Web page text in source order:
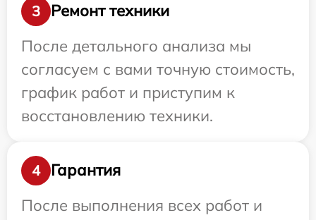
3
Ремонт техники
После детального анализа мы
согласуем с вами точную стоимость,
график работ и приступим к
восстановлению техники.
4
Гарантия
После выполнения всех работ и